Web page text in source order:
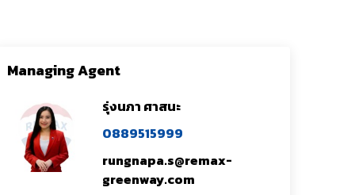
Managing Agent
รุ่งนภา ศาสนะ
0889515999
rungnapa.s@remax-
greenway.com